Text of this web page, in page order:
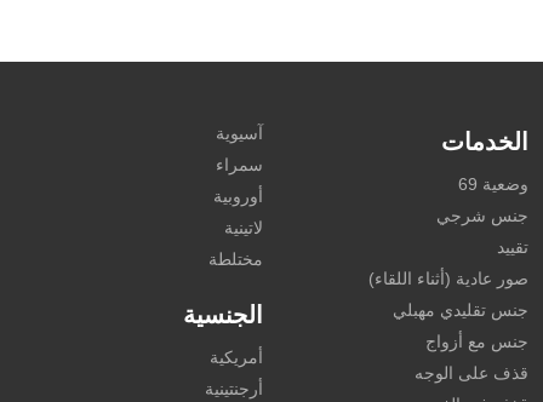
الخدمات
وضعية 69
جنس شرجي
تقييد
صور عادية (أثناء اللقاء)
جنس تقليدي مهبلي
جنس مع أزواج
قذف على الوجه
آسيوية
سمراء
أوروبية
لاتينية
مختلطة
الجنسية
أمريكية
أرجنتينية